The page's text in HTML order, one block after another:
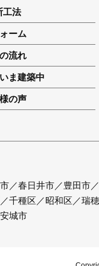
工法
ーム
流れ
ま建築中
の声
／春日井市／豊田市
千種区／昭和区／瑞
城市